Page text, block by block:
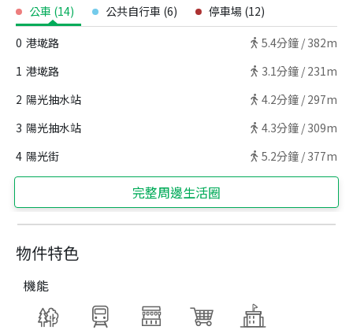
物件特色
機能
公車 (14) 公共自行車 (6) 停車場 (12)
0 港墘路 5.4分鐘 / 382m
1 港墘路 3.1分鐘 / 231m
2 陽光抽水站 4.2分鐘 / 297m
3 陽光抽水站 4.3分鐘 / 309m
4 陽光街 5.2分鐘 / 377m
完整周邊生活圈